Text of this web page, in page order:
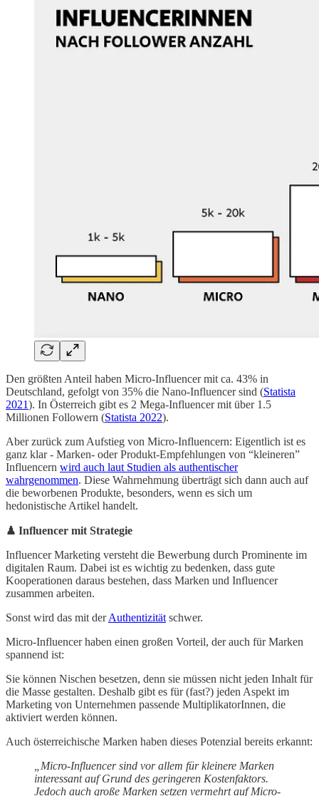
Den größten Anteil haben Micro-Influencer mit ca. 43% in
Deutschland, gefolgt von 35% die Nano-Influencer sind (Statista
2021). In Österreich gibt es 2 Mega-Influencer mit über 1.5
Millionen Followern (Statista 2022).
Aber zurück zum Aufstieg von Micro-Influencern: Eigentlich ist es
ganz klar - Marken- oder Produkt-Empfehlungen von “kleineren”
Influencern wird auch laut Studien als authentischer
wahrgenommen. Diese Wahrnehmung überträgt sich dann auch auf
die beworbenen Produkte, besonders, wenn es sich um
hedonistische Artikel handelt.
♟ Influencer mit Strategie
Influencer Marketing versteht die Bewerbung durch Prominente im
digitalen Raum. Dabei ist es wichtig zu bedenken, dass gute
Kooperationen daraus bestehen, dass Marken und Influencer
zusammen arbeiten.
Sonst wird das mit derAuthentizität schwer.
Micro-Influencer haben einen großen Vorteil, der auch für Marken
spannend ist:
Sie können Nischen besetzen, denn sie müssen nicht jeden Inhalt für
die Masse gestalten. Deshalb gibt es für (fast?) jeden Aspekt im
Marketing von Unternehmen passende MultiplikatorInnen, die
aktiviert werden können.
Auch österreichische Marken haben dieses Potenzial bereits erkannt:
„Micro-Influencer sind vor allem für kleinere Marken
interessant auf Grund des geringeren Kostenfaktors.
Jedoch auch große Marken setzen vermehrt auf Micro-